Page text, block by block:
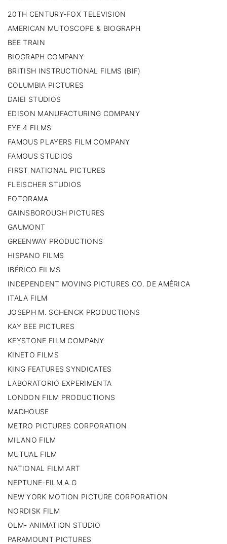
20TH CENTURY-FOX TELEVISION
AMERICAN MUTOSCOPE & BIOGRAPH
BEE TRAIN
BIOGRAPH COMPANY
BRITISH INSTRUCTIONAL FILMS (BIF)
COLUMBIA PICTURES
DAIEI STUDIOS
EDISON MANUFACTURING COMPANY
EYE 4 FILMS
FAMOUS PLAYERS FILM COMPANY
FAMOUS STUDIOS
FIRST NATIONAL PICTURES
FLEISCHER STUDIOS
FOTORAMA
GAINSBOROUGH PICTURES
GAUMONT
GREENWAY PRODUCTIONS
HISPANO FILMS
IBÉRICO FILMS
INDEPENDENT MOVING PICTURES CO. DE AMÉRICA
ITALA FILM
JOSEPH M. SCHENCK PRODUCTIONS
KAY BEE PICTURES
KEYSTONE FILM COMPANY
KINETO FILMS
KING FEATURES SYNDICATES
LABORATORIO EXPERIMENTA
LONDON FILM PRODUCTIONS
MADHOUSE
METRO PICTURES CORPORATION
MILANO FILM
MUTUAL FILM
NATIONAL FILM ART
NEPTUNE-FILM A.G
NEW YORK MOTION PICTURE CORPORATION
NORDISK FILM
OLM- ANIMATION STUDIO
PARAMOUNT PICTURES